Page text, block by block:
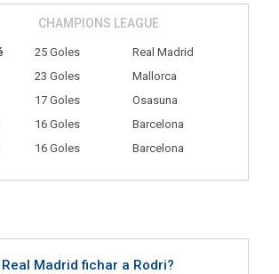
CHAMPIONS LEAGUE
25 Goles
Real Madrid
23 Goles
Mallorca
17 Goles
Osasuna
16 Goles
Barcelona
16 Goles Barcelona
Madrid fichar a Rodri?